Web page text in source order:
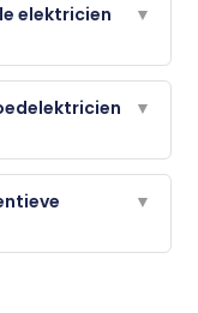
elektricien
▼
▼
▼